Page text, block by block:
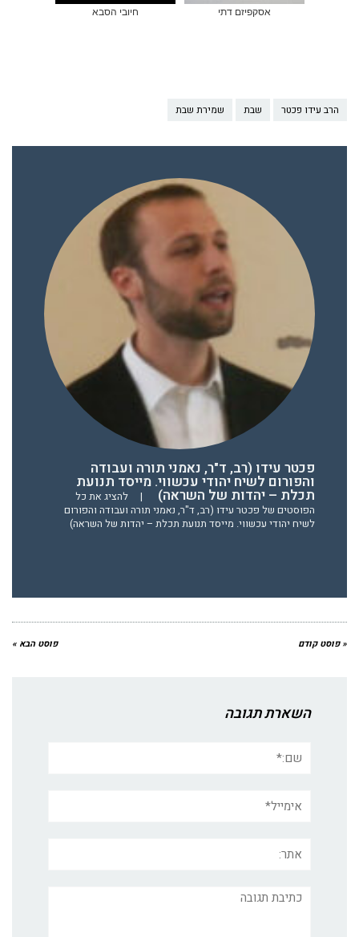
אסקפיזם דתי חיובי הסבא
הרב עידו פכטר שבת שמירת שבת
פכטר עידו (רב, ד"ר, נאמני תורה ועבודה
והפורום לשיח יהודי עכשווי. מייסד תנועת
תכלת – יהדות של השראה) |
להציג את כל
הפוסטים של פכטר עידו (רב, ד"ר, נאמני תורה ועבודה והפורום
לשיח יהודי עכשווי. מייסד תנועת תכלת – יהדות של השראה)
« פוסט קודם פוסט הבא »
השארת תגובה
תגובה